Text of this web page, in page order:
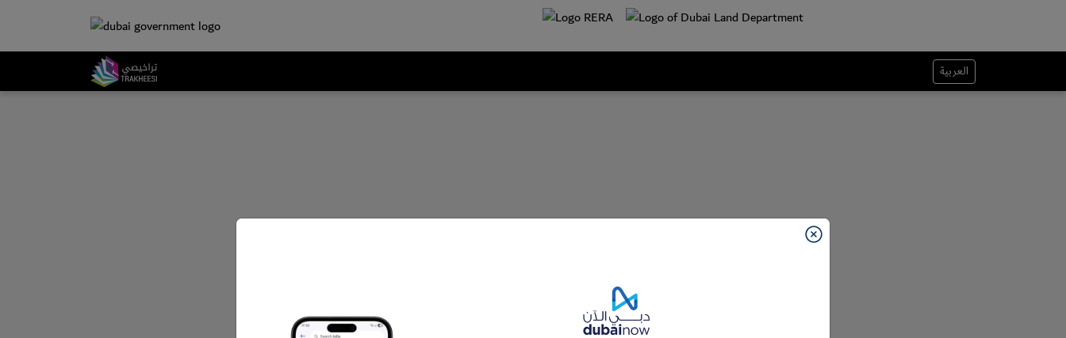
العربية